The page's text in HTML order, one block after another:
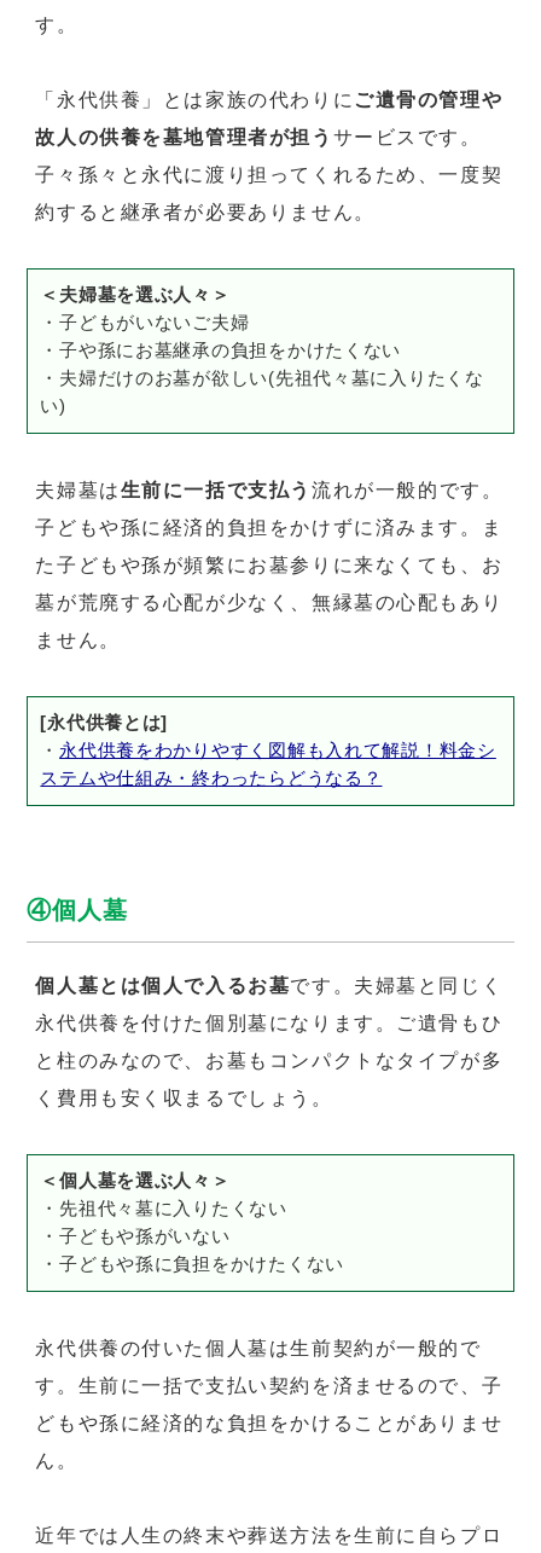
す。
「永代供養」とは家族の代わりに ご遺骨の管理や
故人の供養を墓地管理者が担う サービスです。
子々孫々と永代に渡り担ってくれるため、一度契
約すると継承者が必要ありません。
＜夫婦墓を選ぶ人々＞
・子どもがいないご夫婦
・子や孫にお墓継承の負担をかけたくない
・夫婦だけのお墓が欲しい(先祖代々墓に入りたくな
い)
夫婦墓は生前に一括で支払う 流れが一般的です。
子どもや孫に経済的負担をかけずに済みます。ま
た子どもや孫が頻繁にお墓参りに来なくても、お
墓が荒廃する心配が少なく、無縁墓の心配もあり
ません。
[永代供養とは]
・ 永代供養をわかりやすく図解も入れて解説！料金シ
ステムや仕組み・終わったらどうなる？
④個人墓
個人墓とは個人で入るお墓です。夫婦墓と同じく
永代供養を付けた個別墓になります。ご遺骨もひ
と柱のみなので、お墓もコンパクトなタイプが多
く費用も安く収まるでしょう。
＜個人墓を選ぶ人々＞
・先祖代々墓に入りたくない
・子どもや孫がいない
・子どもや孫に負担をかけたくない
永代供養の付いた個人墓は生前契約が一般的で
す。生前に一括で支払い契約を済ませるので、子
どもや孫に経済的な負担をかけることがありませ
ん。
近年では人生の終末や葬送方法を生前に自らプロ